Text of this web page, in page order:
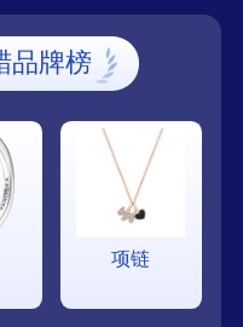
品牌榜
项链